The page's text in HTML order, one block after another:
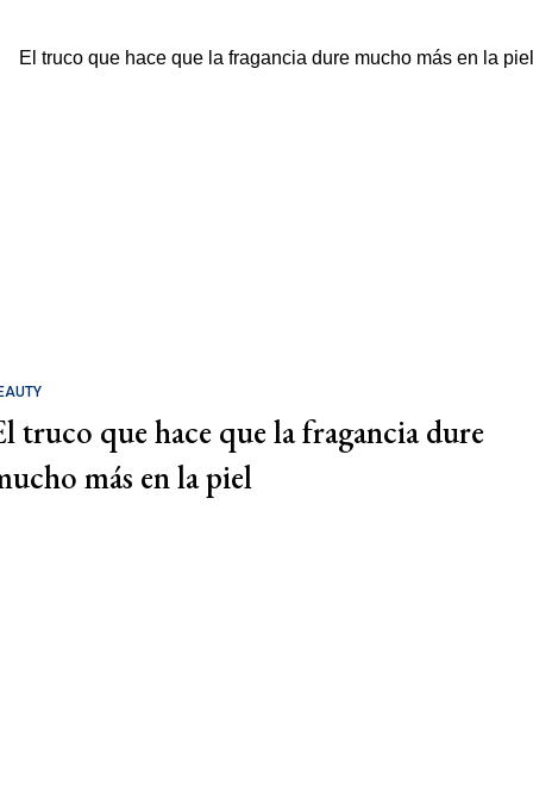
truco que hace que la fragancia dure
más en la piel